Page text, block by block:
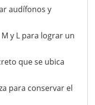
audífonos y
y L para lograr un
que se ubica
para conservar el